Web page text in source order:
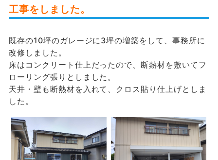
工事をしました。
既存の10坪のガレージに3坪の増築をして、事務所に
改修しました。
床はコンクリート仕上だったので、断熱材を敷いてフ
ローリング張りとしました。
天井・壁も断熱材を入れて、クロス貼り仕上げとしま
した。